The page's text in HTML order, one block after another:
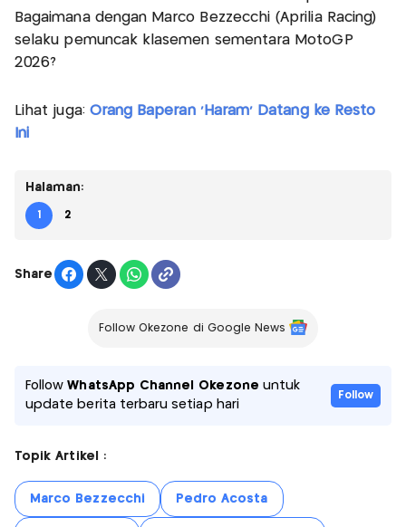
Bagaimana dengan Marco Bezzecchi (Aprilia Racing)
selaku pemuncak klasemen sementara MotoGP
2026?
Lihat juga: Orang Baperan 'Haram' Datang ke Resto
Ini
Halaman:
1 2
Share
Follow Okezone di Google News
FollowWhatsApp Channel Okezone untuk
update berita terbaru setiap hari
Follow
Topik Artikel :
Marco Bezzecchi Pedro Acosta